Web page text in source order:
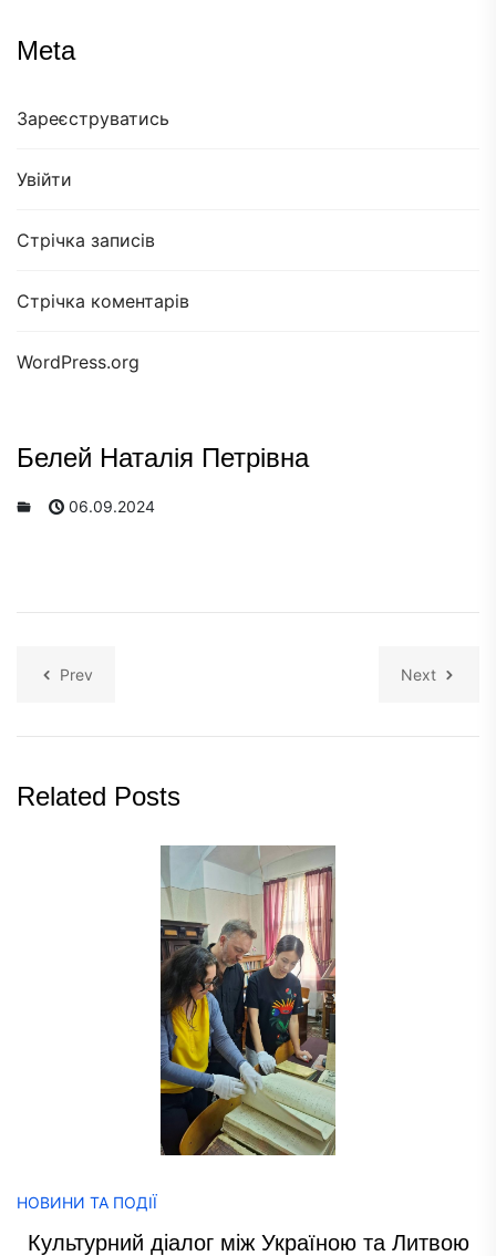
Meta
Зареєструватись
Увійти
Стрічка записів
Стрічка коментарів
WordPress.org
Белей Наталія Петрівна
06.09.2024
Prev Next
Related Posts
НОВИНИ ТА ПОДІЇ
Культурний діалог між Україною та Литвою